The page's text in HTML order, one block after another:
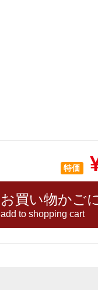
特価
お買い物かご
add to shopping cart